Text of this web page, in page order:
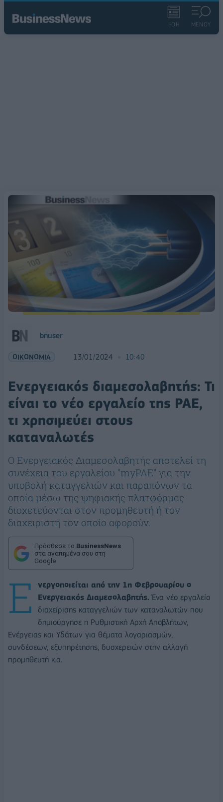
ΡΟΗ ΜΕΝΟΥ
bnuser
ΟΙΚΟΝΟΜΙΑ 13/01/2024 10:40
Ενεργειακός διαμεσολαβητής: Τι
είναι το νέο εργαλείο της ΡΑΕ,
τι χρησιμεύει στους
καταναλωτές
Ο Ενεργειακός Διαμεσολαβητής αποτελεί τη
συνέχεια του εργαλείου "myΡΑΕ" για την
υποβολή καταγγελιών και παραπόνων τα
οποία μέσω της ψηφιακής πλατφόρμας
διοχετεύονται στον προμηθευτή ή τον
διαχειριστή τον οποίο αφορούν.
Πρόσθεσε το BusinessNews
στα αγαπημένα σου στη
Google
Ε
νεργοποιείται από την 1η Φεβρουαρίου ο
Ενεργειακός Διαμεσολαβητής. Ένα νέο εργαλείο
διαχείρισης καταγγελιών των καταναλωτών που
δημιούργησε η Ρυθμιστική Αρχή Αποβλήτων,
Ενέργειας και Υδάτων για θέματα λογαριασμών,
συνδέσεων, εξυπηρέτησης, δυσχερειών στην αλλαγή
προμηθευτή κ.α.